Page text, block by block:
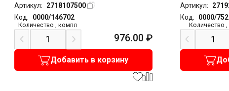
Артикул:
2718107500
Код:
0000/146702
Количество ,компл
976.00 ₽
Добавить в корзину
Артикул:
Код:
0000/
Количество